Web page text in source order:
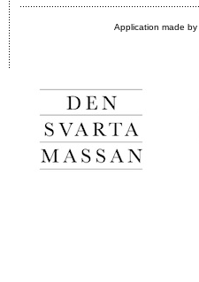
Application made by